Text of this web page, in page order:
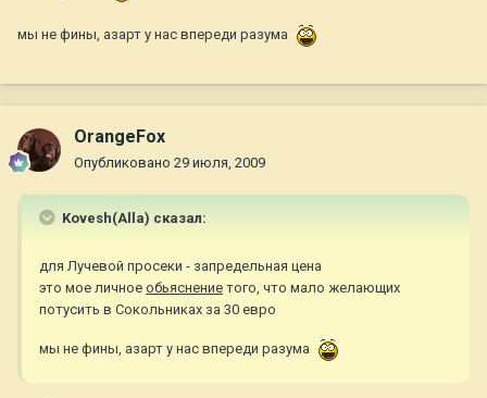
мы не фины, азарт у нас впереди разума
OrangeFox
Опубликовано 29 июля, 2009
Kovesh(Alla) сказал:
для Лучевой просеки - запредельная цена
это мое личное обьяснение того, что мало желающих
потусить в Сокольниках за 30 евро
мы не фины, азарт у нас впереди разума